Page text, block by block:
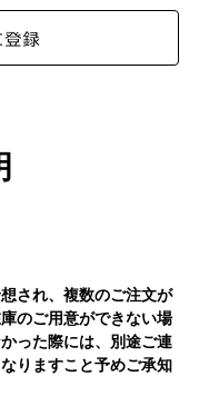
され、複数のご注文が
のご用意ができない場
った際には、別途ご連
りますこと予めご承知